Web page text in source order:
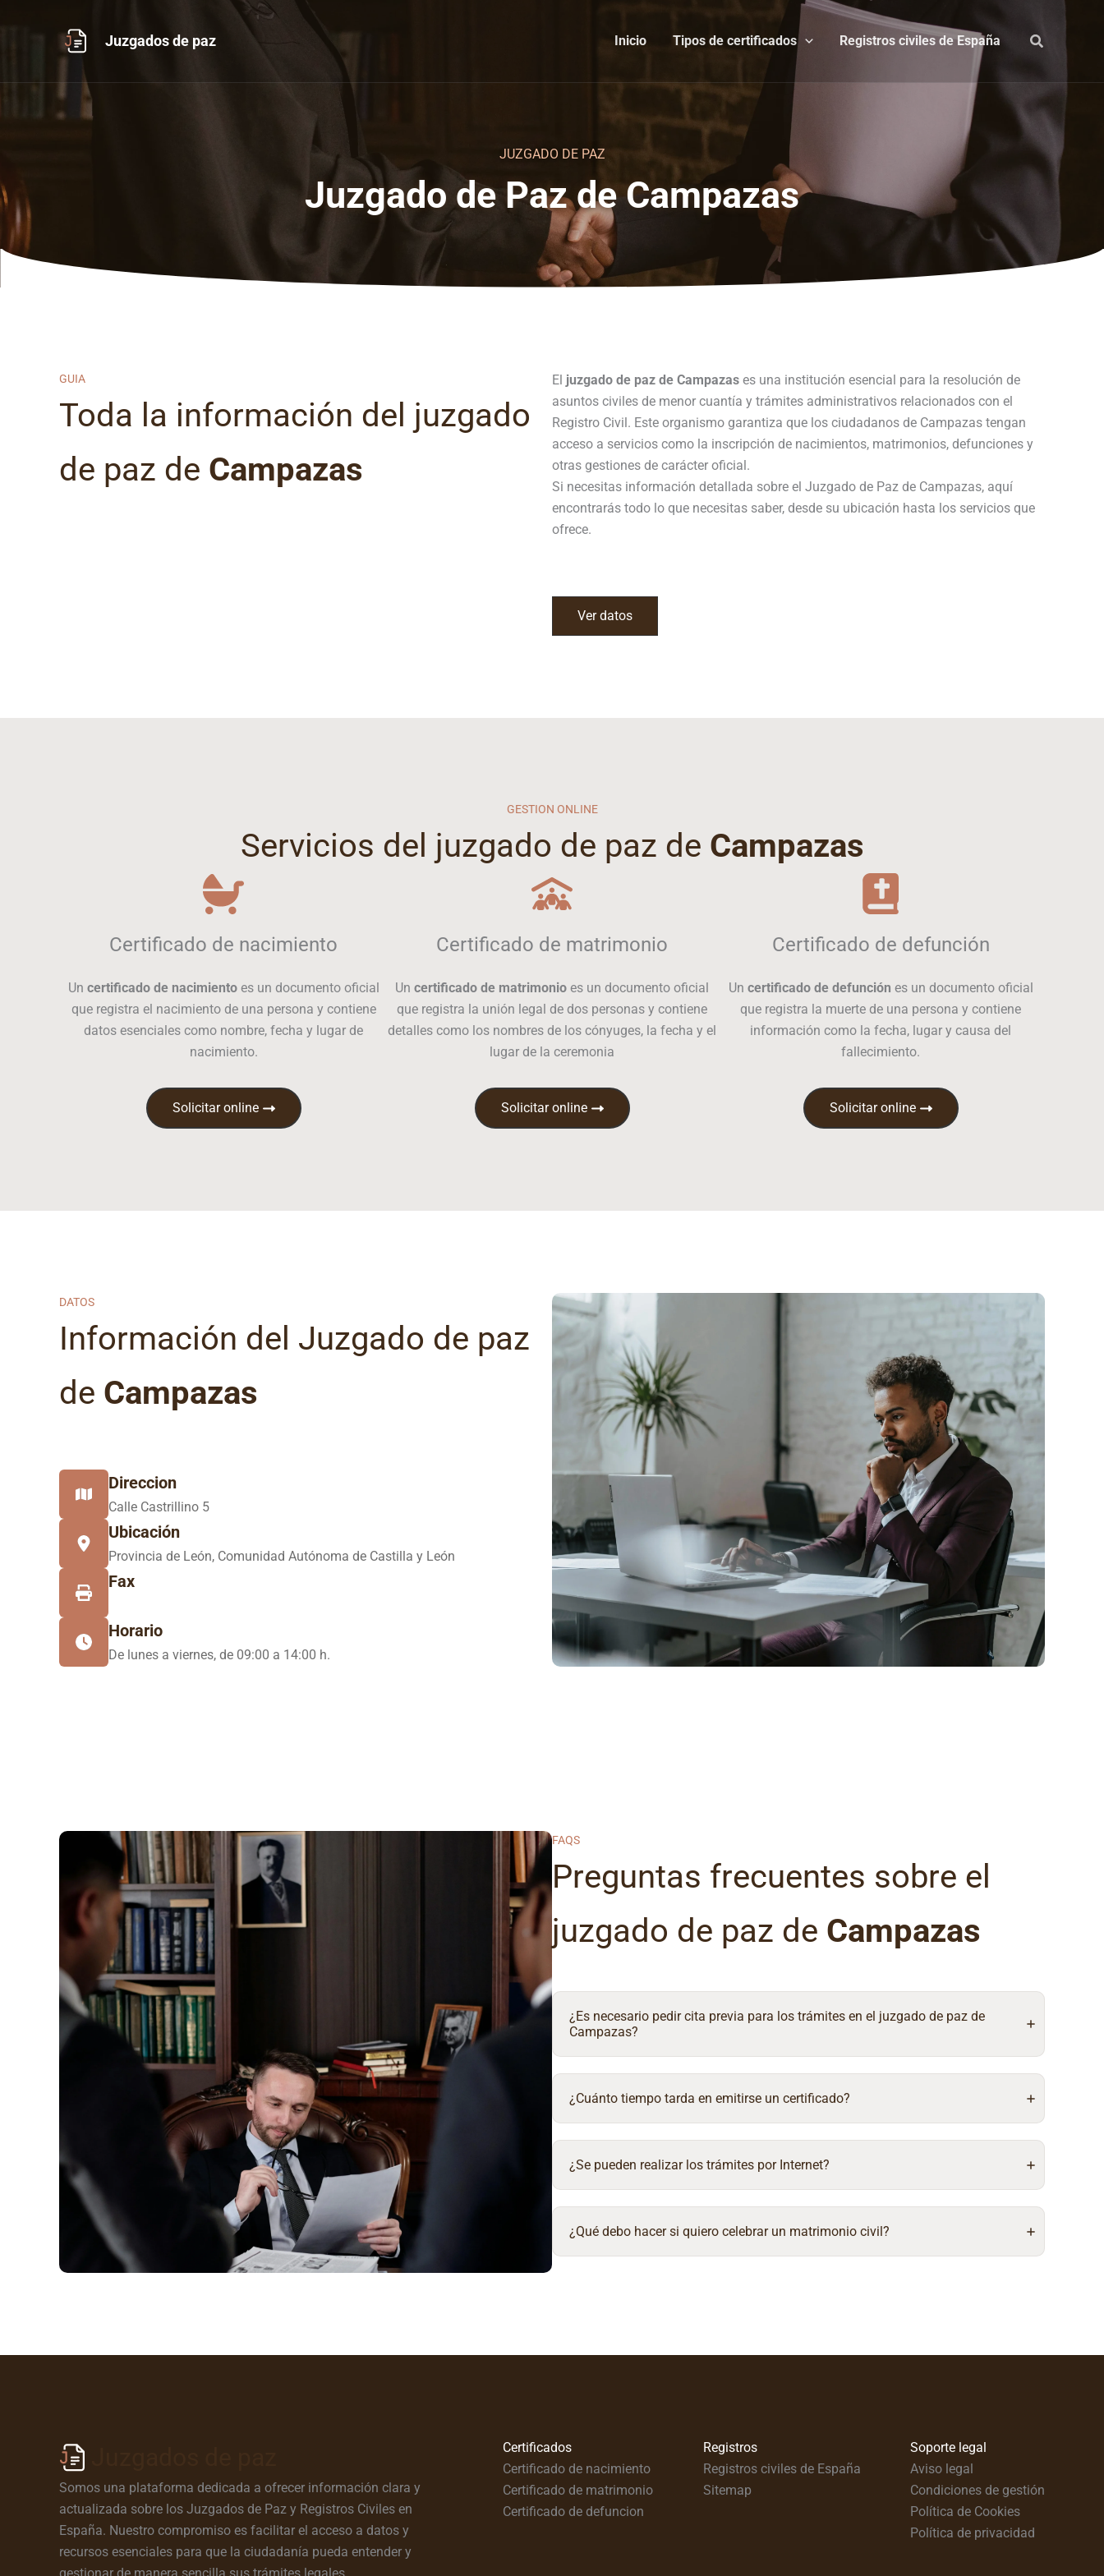
Juzgados de paz Inicio Tipos de certificados Registros civiles de España
JUZGADO DE PAZ
Juzgado de Paz de Campazas
GUIA
Toda la información del juzgado
de paz de Campazas
El juzgado de paz de Campazas es una institución esencial para la resolución de
asuntos civiles de menor cuantía y trámites administrativos relacionados con el
Registro Civil. Este organismo garantiza que los ciudadanos de Campazas tengan
acceso a servicios como la inscripción de nacimientos, matrimonios, defunciones y
otras gestiones de carácter oficial.
Si necesitas información detallada sobre el Juzgado de Paz de Campazas, aquí
encontrarás todo lo que necesitas saber, desde su ubicación hasta los servicios que
ofrece.
Ver datos
GESTION ONLINE
Servicios del juzgado de paz de Campazas
Certificado de nacimiento
Un certificado de nacimientoes un documento oficial
que registra el nacimiento de una persona y contiene
datos esenciales como nombre, fecha y lugar de
nacimiento.
Solicitar online
Certificado de matrimonio
Un certificado de matrimonio es un documento oficial
que registra la unión legal de dos personas y contiene
detalles como los nombres de los cónyuges, la fecha y el
lugar de la ceremonia
Solicitar online
Certificado de defunción
Un certificado de defunción es un documento oficial
que registra la muerte de una persona y contiene
información como la fecha, lugar y causa del
fallecimiento.
Solicitar online
DATOS
Información del Juzgado de paz
de Campazas
Direccion
Calle Castrillino 5
Ubicación
Provincia de León, Comunidad Autónoma de Castilla y León
Fax
Horario
De lunes a viernes, de 09:00 a 14:00 h.
FAQS
Preguntas frecuentes sobre el
juzgado de paz de Campazas
¿Es necesario pedir cita previa para los trámites en el juzgado de paz de
Campazas?
¿Cuánto tiempo tarda en emitirse un certificado?
¿Se pueden realizar los trámites por Internet?
¿Qué debo hacer si quiero celebrar un matrimonio civil?
Somos una plataforma dedicada a ofrecer información clara y
actualizada sobre los Juzgados de Paz y Registros Civiles en
España. Nuestro compromiso es facilitar el acceso a datos y
recursos esenciales para que la ciudadanía pueda entender y
Certificados
Certificado de nacimiento
Certificado de matrimonio
Certificado de defuncion
Registros
Registros civiles de España
Sitemap
Soporte legal
Aviso legal
Condiciones de gestión
Política de Cookies
Política de privacidad